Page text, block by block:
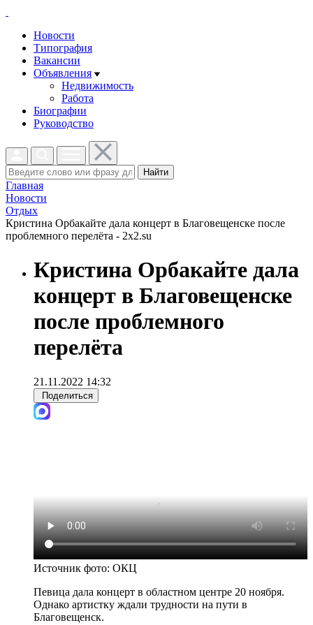
Новости
Типография
Вакансии
Объявления
Недвижимость
Работа
Биографии
Руководство
Найти
Главная
Новости
Отдых
Кристина Орбакайте дала концерт в Благовещенске после
проблемного перелёта - 2x2.su
Кристина Орбакайте дала
концерт в Благовещенске
после проблемного
перелёта
21.11.2022 14:32
Поделиться
Источник фото: ОКЦ
Певица дала концерт в областном центре 20 ноября.
Однако артистку ждали трудности на пути в
Благовещенск.